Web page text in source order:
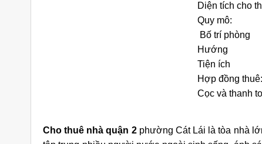
Diện tích cho
Quy mô:
Bố trí phòng
Hướng
Tiện ích
Hợp đồng thuê:
Cọc và thanh
Cho thuê nhà quận 2phường Cát Lái là tòa nhà
Đường
Cho Thuê Nhà Quận 9 Căn Góc